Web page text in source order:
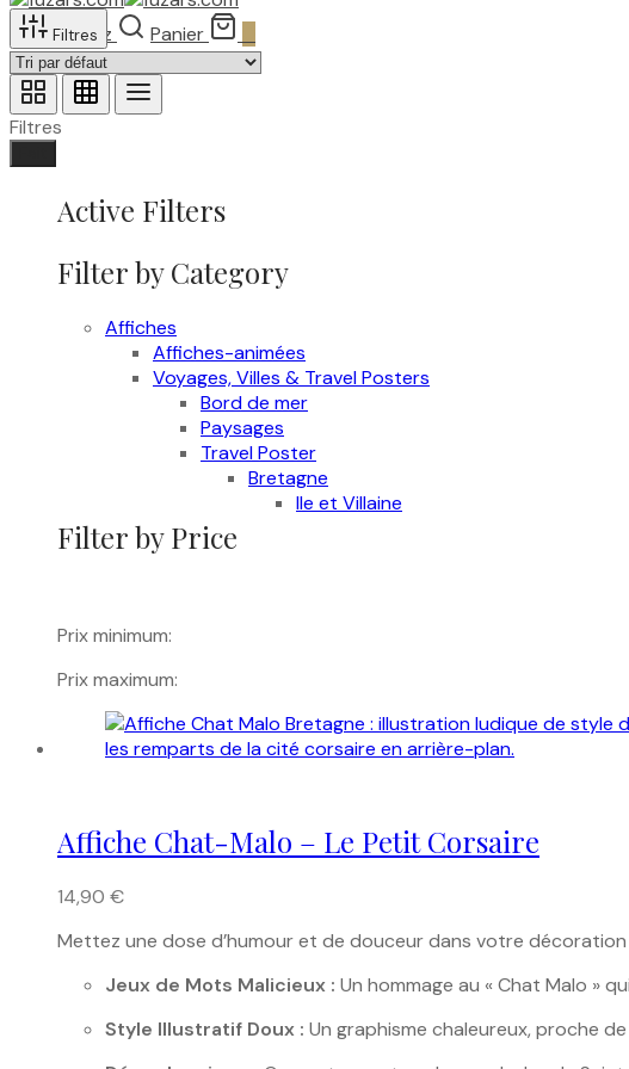
Recherchez Panier
Filtres
Filtres
Active Filters
Filter by Category
Affiches
Affiches-animées
Voyages, Villes & Travel Posters
Bord de mer
Paysages
Travel Poster
Bretagne
Ile et Villaine
Filter by Price
Prix minimum:
Prix maximum:
Affiche Chat-Malo – Le Petit Corsaire
14,90 €
Mettez une dose d’humour et de douceur dans votre
Jeux de Mots Malicieux : Un hommage au « Chat Malo »
Style Illustratif Doux : Un graphisme chaleureux, proche